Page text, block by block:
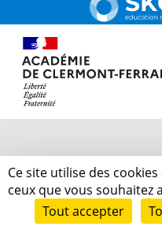
Ce site utilise des
ceux que vous souhaitez
Tout accepter